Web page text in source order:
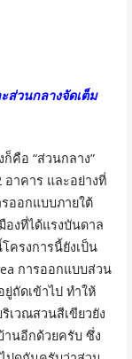
ส่วนกลางจัดเต็ม
คือ “ส่วนกลาง”
อาคาร และอย่างที่
ออกแบบภายใต้
องที่ได้แรงบันดาล
ครงการนี้ยังเป็น
การออกแบบส่วน
ถัดเข้าไป ทำให้
เวณสวนสีเขียวยัง
นอีกด้วยครับ ซึ่ง